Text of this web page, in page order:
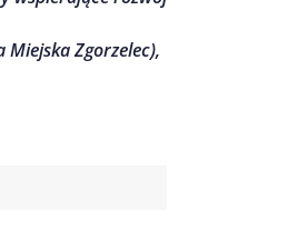
Miejska Zgorzelec),